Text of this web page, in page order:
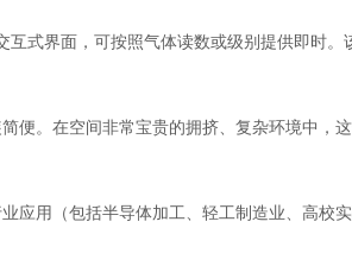
式界面，可按照气体读数或级别提供即时。
便。在空间非常宝贵的拥挤、复杂环境中，
应用（包括半导体加工、轻工制造业、高校